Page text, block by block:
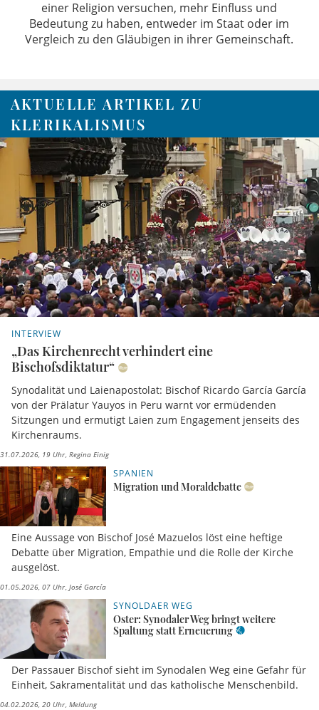
einer Religion versuchen, mehr Einfluss und
Bedeutung zu haben, entweder im Staat oder im
Vergleich zu den Gläubigen in ihrer Gemeinschaft.
AKTUELLE ARTIKEL ZU
KLERIKALISMUS
INTERVIEW
„Das Kirchenrecht verhindert eine
Bischofsdiktatur“
Synodalität und Laienapostolat: Bischof Ricardo García García
von der Prälatur Yauyos in Peru warnt vor ermüdenden
Sitzungen und ermutigt Laien zum Engagement jenseits des
Kirchenraums.
31.07.2026, 19 Uhr Regina Einig
SPANIEN
Migration und Moraldebatte
Eine Aussage von Bischof José Mazuelos löst eine heftige
Debatte über Migration, Empathie und die Rolle der Kirche
ausgelöst.
01.05.2026, 07 Uhr José García
SYNOLDAER WEG
Oster: Synodaler Weg bringt weitere
Spaltung statt Erneuerung
Der Passauer Bischof sieht im Synodalen Weg eine Gefahr für
Einheit, Sakramentalität und das katholische Menschenbild.
04.02.2026, 20 Uhr Meldung